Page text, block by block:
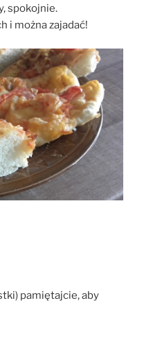
spokojnie.
i można zajadać!
pamiętajcie, aby